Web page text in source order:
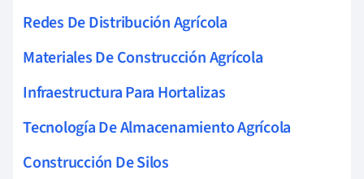
Redes De Distribución Agrícola
Materiales De Construcción Agrícola
Infraestructura Para Hortalizas
Tecnología De Almacenamiento Agrícola
Construcción De Silos